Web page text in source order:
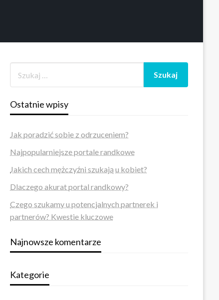
Ostatnie wpisy
Jak poradzić sobie z odrzuceniem?
Najpopularniejsze portale randkowe
Jakich cech mężczyźni szukają u kobiet?
Dlaczego akurat portal randkowy?
Czego szukamy u potencjalnych partnerek i
partnerów? Kwestie kluczowe
Najnowsze komentarze
Kategorie